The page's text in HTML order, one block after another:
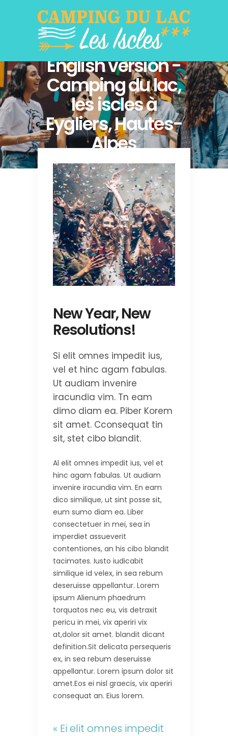
English version -
Camping du lac,
les iscles à
Eygliers, Hautes-
Alpes
New Year, New
Resolutions!
Si elit omnes impedit ius,
vel et hinc agam fabulas.
Ut audiam invenire
iracundia vim. Tn eam
dimo diam ea. Piber Korem
sit amet. Cconsequat tin
sit, stet cibo blandit.
Al elit omnes impedit ius, vel et
hinc agam fabulas. Ut audiam
invenire iracundia vim. En eam
dico similique, ut sint posse sit,
eum sumo diam ea. Liber
consectetuer in mei, sea in
imperdiet assueverit
contentiones, an his cibo blandit
tacimates. Iusto iudicabit
similique id velex, in sea rebum
deseruisse appellantur. Lorem
ipsum Alienum phaedrum
torquatos nec eu, vis detraxit
pericu in mei, vix aperiri vix
at,dolor sit amet. blandit dicant
definition.Sit delicata persequeris
ex, in sea rebum deseruisse
appellantur. Lorem ipsum dolor sit
amet.Eos ei nisl graecis, vix aperiri
consequat an. Eius lorem.
« Ei elit omnes impedit